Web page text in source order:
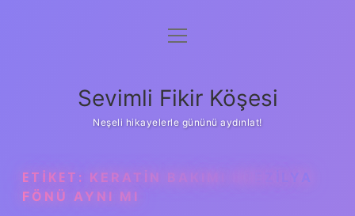
Anasayfa
Yasal Uyarı
menüyü
Sevimli Fikir Köşesi
Neşeli hikayelerle gününü aydınlat!
ETIKET: KERATIN BAKIMI BREZILYA
FÖNÜ AYNI MI